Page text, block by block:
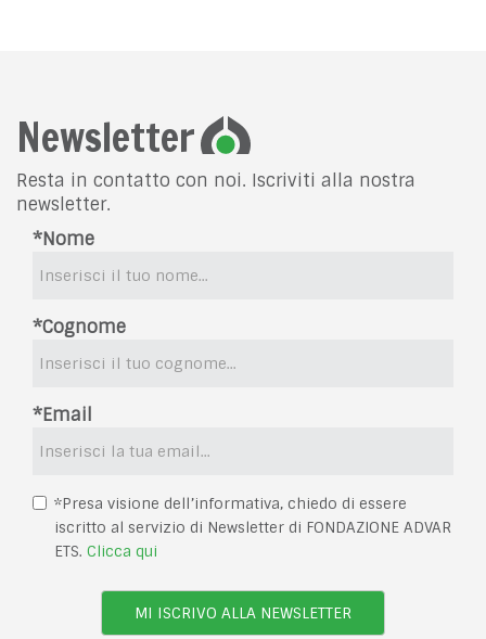
Newsletter
Resta in contatto con noi. Iscriviti alla nostra
newsletter.
*Nome
*Cognome
*Email
*Presa visione dell’informativa, chiedo di essere
iscritto al servizio di Newsletter di FONDAZIONE ADVAR
ETS. Clicca qui
MI ISCRIVO ALLA NEWSLETTER